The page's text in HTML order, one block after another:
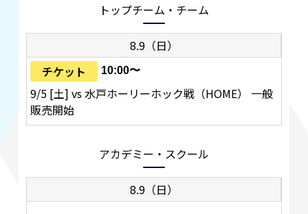
トップチーム・チーム
8.9（日）
チケット
10:00〜
9/5 [土] vs 水戸ホーリーホック戦（HOME） 一般
販売開始
アカデミー・スクール
8.9（日）